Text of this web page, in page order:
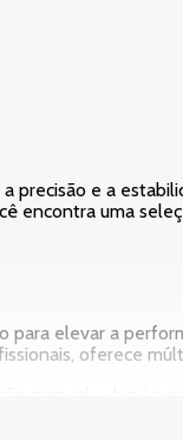
precisão e a
encontra uma
para elevar a
oferece